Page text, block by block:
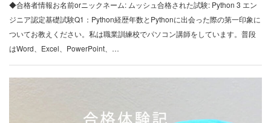
◆合格者情報お名前orニックネーム: ムッシュ合格された試験: Python 3 エン
ジニア認定基礎試験Q1：Python経歴年数とPythonに出会った際の第一印象に
ついてお教えください。私は職業訓練校でパソコン講師をしています。普段
はWord、Excel、PowerPoint、…